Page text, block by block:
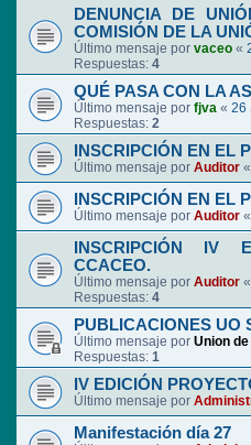
DENUNCIA DE
COMISIÓN DE LA
Último mensaje por vaceo «
Respuestas: 4
QUÉ PASA CON LA
Último mensaje por fjva « 26
Respuestas: 2
INSCRIPCIÓN EN EL
Último mensaje por Auditor «
INSCRIPCIÓN EN EL
Último mensaje por Auditor «
INSCRIPCIÓN IV
CCACEO.
Último mensaje por Auditor «
Respuestas: 4
PUBLICACIONES UO
Último mensaje por Union
Respuestas: 1
IV EDICIÓN
Último mensaje por
Manifestación día 27